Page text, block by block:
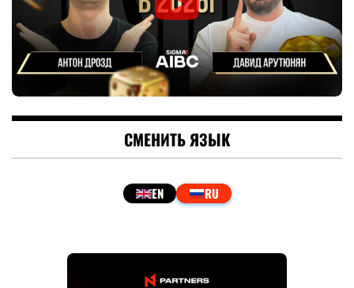
СМЕНИТЬ ЯЗЫК